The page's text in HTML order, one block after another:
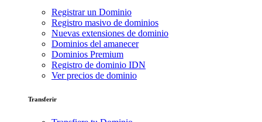
Registrar un Dominio
Registro masivo de dominios
Nuevas extensiones de dominio
Dominios del amanecer
Dominios Premium
Registro de dominio IDN
Ver precios de dominio
Transferir